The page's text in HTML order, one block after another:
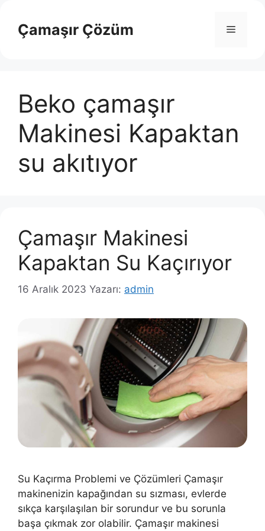
Çamaşır Çözüm Menü
Beko çamaşır
Makinesi Kapaktan
su akıtıyor
Çamaşır Makinesi
Kapaktan Su Kaçırıyor
16 Aralık 2023 Yazarı: admin
Su Kaçırma Problemi ve Çözümleri Çamaşır
makinenizin kapağından su sızması, evlerde
sıkça karşılaşılan bir sorundur ve bu sorunla
başa çıkmak zor olabilir. Çamaşır makinesi